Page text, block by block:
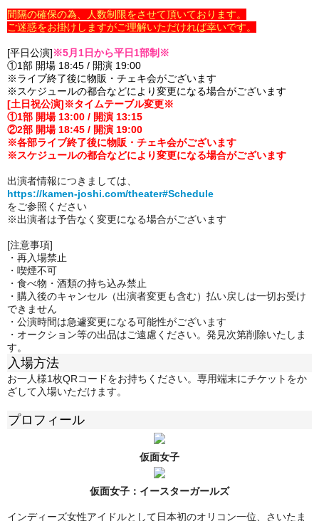
間隔の確保の為、人数制限をさせて頂いております。
ご迷惑をお掛けしますがご理解いただければ幸いです。
[平日公演]※5月1日から平日1部制※
①1部 開場 18:45 / 開演 19:00
※ライブ終了後に物販・チェキ会がございます
※スケジュールの都合などにより変更になる場合がございます
[土日祝公演]※タイムテーブル変更※
①1部 開場 13:00 / 開演 13:15
②2部 開場 18:45 / 開演 19:00
※各部ライブ終了後に物販・チェキ会がございます
※スケジュールの都合などにより変更になる場合がございます
出演者情報につきましては、
https://kamen-joshi.com/theater#Schedule
をご参照ください
※出演者は予告なく変更になる場合がございます
[注意事項]
・再入場禁止
・喫煙不可
・食べ物・酒類の持ち込み禁止
・購入後のキャンセル（出演者変更も含む）払い戻しは一切お受け
できません
・公演時間は急遽変更になる可能性がございます
・オークション等の出品はご遠慮ください。発見次第削除いたしま
す。
入場方法
お一人様1枚QRコードをお持ちください。専用端末にチケットをか
ざして入場いただけます。
プロフィール
仮面女子
仮面女子： イースターガールズ
インディーズ女性アイドルとして日本初のオリコン一位、さいたま